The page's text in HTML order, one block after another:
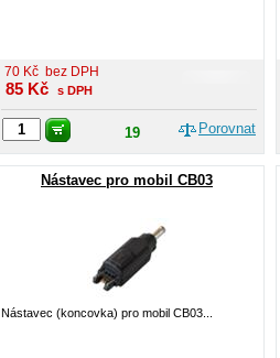
70 Kč bez DPH
85 Kč s DPH
Porovnat
19
Nástavec pro mobil CB03
Nástavec (koncovka) pro mobil CB03...